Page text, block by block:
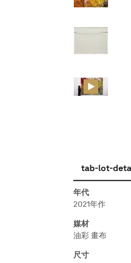
tab-lot-
年代
2021年作
媒材
油彩 畫布
尺寸